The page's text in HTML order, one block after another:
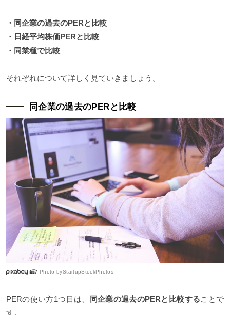
・同企業の過去のPERと比較
・日経平均株価PERと比較
・同業種で比較
それぞれについて詳しく見ていきましょう。
同企業の過去のPERと比較
Photo byStartupStockPhotos
PERの使い方1つ目は、 同企業の過去のPERと比較することで
す。